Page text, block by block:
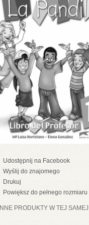
Udostępnij na Facebook
Wyślij do znajomego
Drukuj
Powiększ do pełnego rozmiaru
INNE PRODUKTY W TEJ